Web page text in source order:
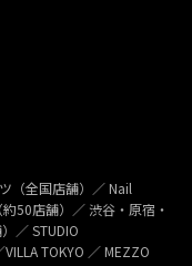
（全国店舗）／ Nail
50店舗）／ 渋谷・原宿・
／ STUDIO
TOKYO ／ MEZZO